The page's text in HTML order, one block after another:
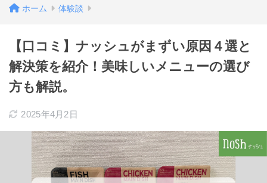
ホーム 体験談
【口コミ】ナッシュがまずい原因４選と
解決策を紹介！美味しいメニューの選び
方も解説。
2025年4月2日